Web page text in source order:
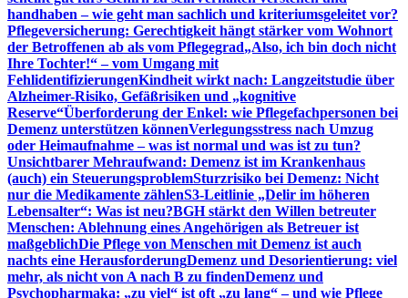
handhaben – wie geht man sachlich und kriteriumsgeleitet vor?
Pflegeversicherung: Gerechtigkeit hängt stärker vom Wohnort
der Betroffenen ab als vom Pflegegrad„Also, ich bin doch nicht
Ihre Tochter!“ – vom Umgang mit
FehlidentifizierungenKindheit wirkt nach: Langzeitstudie über
Alzheimer-Risiko, Gefäßrisiken und „kognitive
Reserve“Überforderung der Enkel: wie Pflegefachpersonen bei
Demenz unterstützen könnenVerlegungsstress nach Umzug
oder Heimaufnahme – was ist normal und was ist zu tun?
Unsichtbarer Mehraufwand: Demenz ist im Krankenhaus
(auch) ein SteuerungsproblemSturzrisiko bei Demenz: Nicht
nur die Medikamente zählenS3-Leitlinie „Delir im höheren
Lebensalter“: Was ist neu?BGH stärkt den Willen betreuter
Menschen: Ablehnung eines Angehörigen als Betreuer ist
maßgeblichDie Pflege von Menschen mit Demenz ist auch
nachts eine HerausforderungDemenz und Desorientierung: viel
mehr, als nicht von A nach B zu findenDemenz und
Psychopharmaka: „zu viel“ ist oft „zu lang“ – und wie Pflege